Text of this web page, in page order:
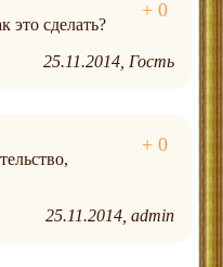
это сделать?
25.11.2014 Гость
25.11.2014 admin